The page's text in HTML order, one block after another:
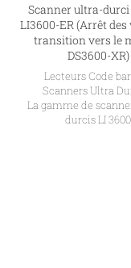
Scanner ultra-durci
LI3600-ER (Arrêt des
transition vers le
DS3600-XR)
Lecteurs Code
Scanners Ultra
La gamme de
durcis LI 3600